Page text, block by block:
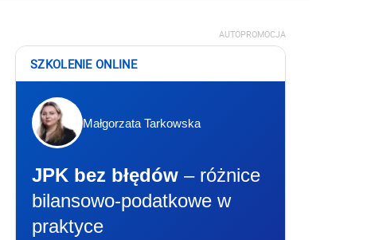
AUTOPROMOCJA
SZKOLENIE ONLINE
Małgorzata Tarkowska
JPK bez błędów – różnice
bilansowo-podatkowe w
praktyce